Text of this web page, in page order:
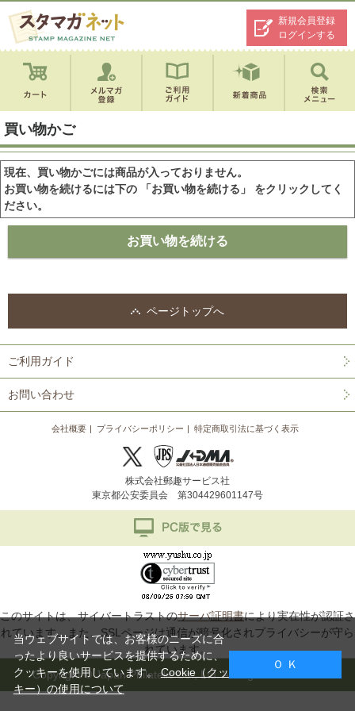
新規会員登録
ログインする
買い物かご
現在、買い物かごには商品が入っておりません。
お買い物を続けるには下の 「お買い物を続ける」 をクリックしてく
ださい。
ページトップへ
ご利用ガイド
お問い合わせ
会社概要 プライバシーポリシー 特定商取引法に基づく表示
株式会社郵趣サービス社
東京都公安委員会 第304429601147号
このサイトは、サイバートラストのサーバ証明書により実在性が認証さ
れています。また、SSLページは通信が暗号化されプライバシーが守ら
れています。
Copyright © Japan Philatelic Co., Ltd. All Rights Reserved.
当ウェブサイトでは、お客様のニーズに合
ったより良いサービスを提供するために、
クッキーを使用しています。Cookie（クッ
キー）の使用について
Ｏ Ｋ